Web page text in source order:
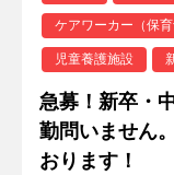
ケアワーカー（保
児童養護施設
急募！新卒・
勤問いません
おります！